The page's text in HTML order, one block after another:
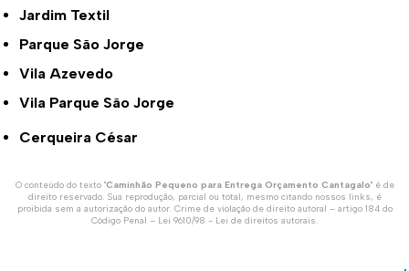
Jardim Textil
Parque São Jorge
Vila Azevedo
Vila Parque São Jorge
Cerqueira César
O conteúdo do texto "Caminhão Pequeno para Entrega Orçamento Cantagalo" é de
direito reservado. Sua reprodução, parcial ou total, mesmo citando nossos links, é
proibida sem a autorização do autor. Crime de violação de direito autoral – artigo 184 do
Código Penal – Lei 9610/98 - Lei de direitos autorais.